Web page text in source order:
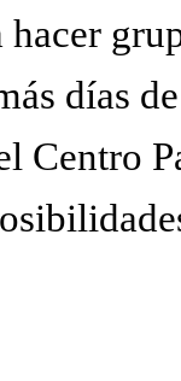
hacer
días
Centro